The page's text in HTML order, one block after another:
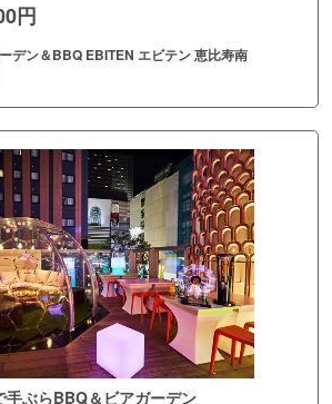
円
デン＆BBQ EBITEN エビテン 恵比寿南
手ぶらBBQ＆ビアガーデン